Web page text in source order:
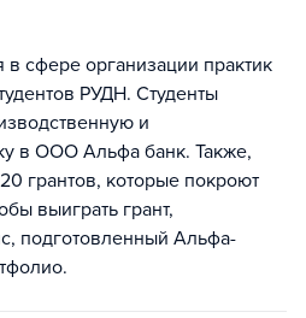
в сфере организации практик
РУДН. Студенты
и
в ООО Альфа банк. Также,
грантов, которые покроют
выиграть грант,
подготовленный Альфа-